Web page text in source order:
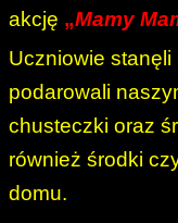
akcję „Mamy
Uczniowie
podarowali
chusteczki oraz
również środki
domu.